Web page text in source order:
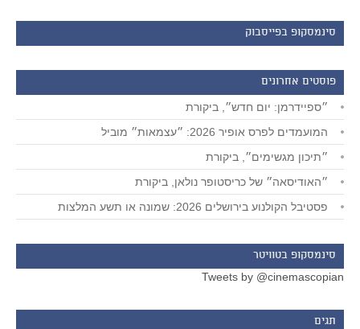
סינמסקופ בפייסבוק
פוסטים אחרונים
״ספיידרמן: יום חדש״, ביקורת
המועמדים לפרס אופיר 2026: ״עצמאות״ מוביל
״תיכון מגשימים״, ביקורת
״האודיסאה״ של כריסטופר נולאן, ביקורת
פסטיבל הקולנוע בירושלים 2026: שמונה או תשע המלצות
סינמסקופ בטוויטר
Tweets by @cinemascopian
תגים